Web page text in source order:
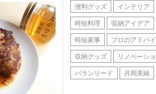
便利グッズ インテリア
時短料理 収納アイデア
時短家事 プロのアドバ
収納グッズ リノベーシ
バランリード 月岡美緒